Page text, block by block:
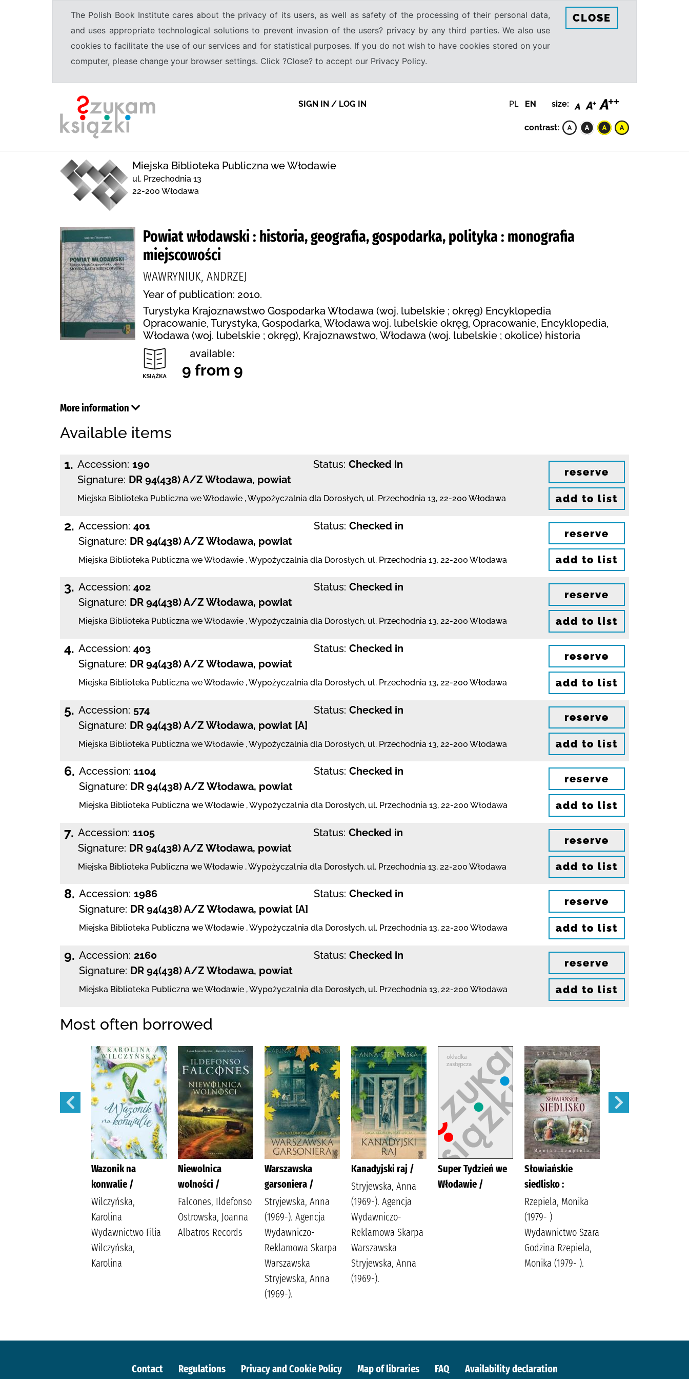
The Polish Book Institute cares about the privacy of its users, as well as safety of the processing of their personal data,
and uses appropriate technological solutions to prevent invasion of the users? privacy by any third parties. We also use
cookies to facilitate the use of our services and for statistical purposes. If you do not wish to have cookies stored on your
computer, please change your browser settings. Click ?Close? to accept our Privacy Policy.
CLOSE
SIGN IN / LOG IN PL EN size:
contrast:
Miejska Biblioteka Publiczna we Włodawie
ul. Przechodnia 13
22-200 Włodawa
Powiat włodawski : historia, geografia, gospodarka, polityka : monografia
miejscowości
WAWRYNIUK, ANDRZEJ
Year of publication: 2010.
Turystyka Krajoznawstwo Gospodarka Włodawa (woj. lubelskie ; okręg) Encyklopedia
Opracowanie, Turystyka, Gospodarka, Włodawa woj. lubelskie okręg, Opracowanie, Encyklopedia,
Włodawa (woj. lubelskie ; okręg), Krajoznawstwo, Włodawa (woj. lubelskie ; okolice) historia
available:
9 from 9
More information
Available items
1. Accession: 190
Signature: DR 94(438) A/Z Włodawa, powiat
Status: Checked in
Miejska Biblioteka Publiczna we Włodawie ,Wypożyczalnia dla Dorosłych, ul. Przechodnia 13, 22-200 Włodawa
reserve
add to list
2. Accession: 401
Signature: DR 94(438) A/Z Włodawa, powiat
Status: Checked in
Miejska Biblioteka Publiczna we Włodawie ,Wypożyczalnia dla Dorosłych, ul. Przechodnia 13, 22-200 Włodawa
reserve
add to list
3. Accession: 402
Signature: DR 94(438) A/Z Włodawa, powiat
Status: Checked in
Miejska Biblioteka Publiczna we Włodawie ,Wypożyczalnia dla Dorosłych, ul. Przechodnia 13, 22-200 Włodawa
reserve
add to list
4. Accession: 403
Signature: DR 94(438) A/Z Włodawa, powiat
Status: Checked in
Miejska Biblioteka Publiczna we Włodawie ,Wypożyczalnia dla Dorosłych, ul. Przechodnia 13, 22-200 Włodawa
reserve
add to list
5. Accession: 574
Signature: DR 94(438) A/Z Włodawa, powiat [A]
Status: Checked in
Miejska Biblioteka Publiczna we Włodawie ,Wypożyczalnia dla Dorosłych, ul. Przechodnia 13, 22-200 Włodawa
reserve
add to list
6. Accession: 1104
Signature: DR 94(438) A/Z Włodawa, powiat
Status: Checked in
Miejska Biblioteka Publiczna we Włodawie ,Wypożyczalnia dla Dorosłych, ul. Przechodnia 13, 22-200 Włodawa
reserve
add to list
7. Accession: 1105
Signature: DR 94(438) A/Z Włodawa, powiat
Status: Checked in
Miejska Biblioteka Publiczna we Włodawie ,Wypożyczalnia dla Dorosłych, ul. Przechodnia 13, 22-200 Włodawa
reserve
add to list
8. Accession: 1986
Signature: DR 94(438) A/Z Włodawa, powiat [A]
Status: Checked in
Miejska Biblioteka Publiczna we Włodawie ,Wypożyczalnia dla Dorosłych, ul. Przechodnia 13, 22-200 Włodawa
reserve
add to list
9. Accession: 2160
Signature: DR 94(438) A/Z Włodawa, powiat
Status: Checked in
Miejska Biblioteka Publiczna we Włodawie ,Wypożyczalnia dla Dorosłych, ul. Przechodnia 13, 22-200 Włodawa
reserve
add to list
Most often borrowed
Wazonik na
konwalie /
Wilczyńska,
Karolina
Wydawnictwo Filia
Wilczyńska,
Karolina
Niewolnica
wolności /
Falcones, Ildefonso
Ostrowska, Joanna
Albatros Records
Warszawska
garsoniera /
Stryjewska, Anna
(1969-). Agencja
Wydawniczo-
Reklamowa Skarpa
Warszawska
Stryjewska, Anna
(1969-).
Kanadyjski raj /
Stryjewska, Anna
(1969-). Agencja
Wydawniczo-
Reklamowa Skarpa
Warszawska
Stryjewska, Anna
(1969-).
Super Tydzień we
Włodawie /
Słowiańskie
siedlisko :
Rzepiela, Monika
(1979- )
Wydawnictwo Szara
Godzina Rzepiela,
Monika (1979- ).
Contact Regulations Privacy and Cookie Policy Map of libraries FAQ Availability declaration